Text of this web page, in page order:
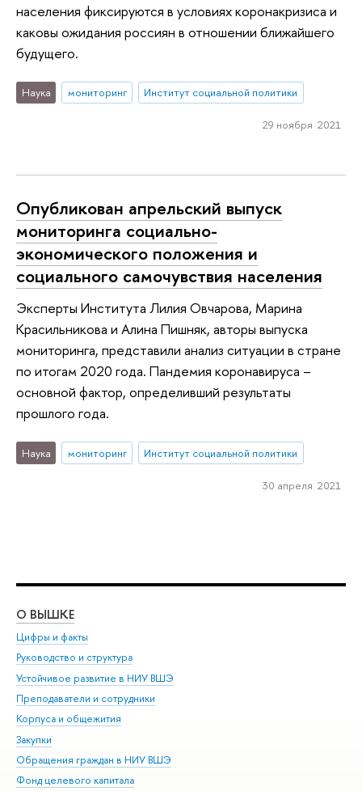
населения фиксируются в условиях коронакризиса и
каковы ожидания россиян в отношении ближайшего
будущего.
Наука мониторинг Институт социальной политики
29 ноября 2021
Опубликован апрельский выпуск
мониторинга социально-
экономического положения и
социального самочувствия населения
Эксперты Института Лилия Овчарова, Марина
Красильникова и Алина Пишняк, авторы выпуска
мониторинга, представили анализ ситуации в стране
по итогам 2020 года. Пандемия коронавируса –
основной фактор, определивший результаты
прошлого года.
Наука мониторинг Институт социальной политики
30 апреля 2021
О ВЫШКЕ
Цифры и факты
Руководство и структура
Устойчивое развитие в НИУ ВШЭ
Преподаватели и сотрудники
Корпуса и общежития
Закупки
Обращения граждан в НИУ ВШЭ
Фонд целевого капитала